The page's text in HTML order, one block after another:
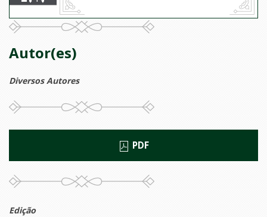
Autor(es)
Diversos Autores
PDF
Edição